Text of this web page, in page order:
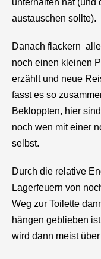
unterhalten hat (und
austauschen sollte).
Danach flackern
noch einen kleinen
erzählt und neue
fasst es so
Bekloppten, hier
noch wen mit einer
selbst.
Durch die relative
Lagerfeuern von
Weg zur Toilette
hängen geblieben
wird dann meist